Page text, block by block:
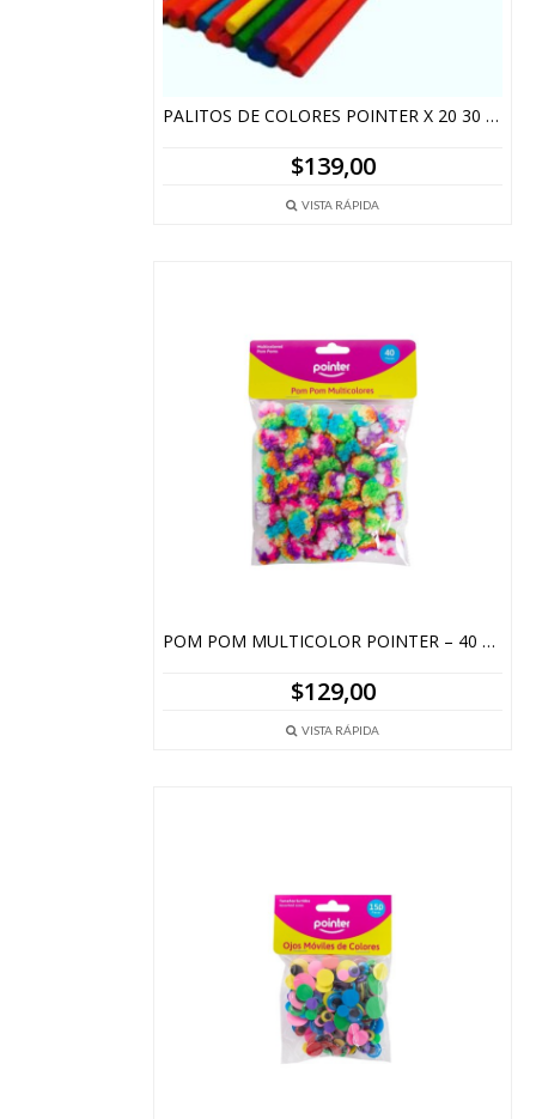
PALITOS DE COLORES POINTER X 20 30 CM X5MM
$139,00
VISTA RÁPIDA
POM POM MULTICOLOR POINTER – 40 Unid – 25mm
$129,00
VISTA RÁPIDA